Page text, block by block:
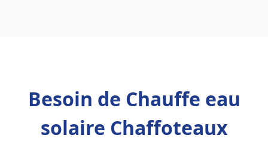
Besoin de Chauffe eau
solaire Chaffoteaux